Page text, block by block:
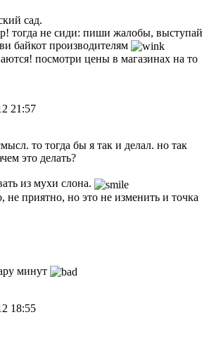
сад.
тогда не сиди: пиши жалобы, выступай
байкот производителям
посмотри цены в магазинах на то
21:57
то тогда бы я так и делал. но так
это делать?
из мухи слона.
не приятно, но это не изменить и точка
минут
18:55